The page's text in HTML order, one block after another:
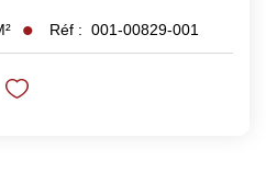
Réf : 001-00829-001